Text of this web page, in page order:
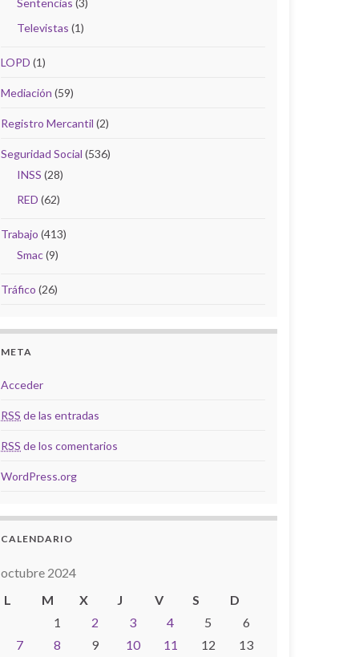
Sentencias (3)
Televistas (1)
LOPD (1)
Mediación (59)
Registro Mercantil (2)
Seguridad Social (536)
INSS (28)
RED (62)
Trabajo (413)
Smac(9)
Tráfico (26)
META
Acceder
RSS de las entradas
RSS de los comentarios
WordPress.org
CALENDARIO
octubre 2024
L
M X J V S
D
1
2 3 4 5
6
7
8 9 10 11 12 13